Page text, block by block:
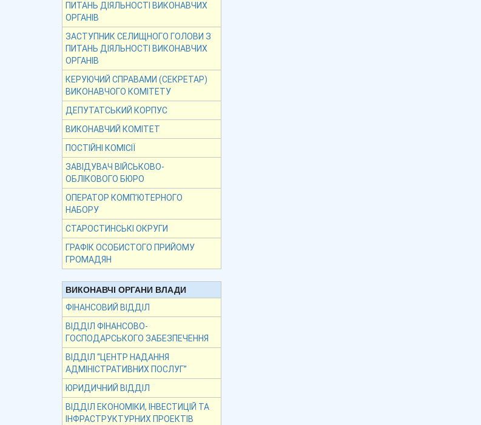
ПИТАНЬ ДІЯЛЬНОСТІ ВИКОНАВЧИХ
ОРГАНІВ
ЗАСТУПНИК СЕЛИЩНОГО ГОЛОВИ З
ПИТАНЬ ДІЯЛЬНОСТІ ВИКОНАВЧИХ
ОРГАНІВ
КЕРУЮЧИЙ СПРАВАМИ (СЕКРЕТАР)
ВИКОНАВЧОГО КОМІТЕТУ
ДЕПУТАТСЬКИЙ КОРПУС
ВИКОНАВЧИЙ КОМІТЕТ
ПОСТІЙНІ КОМІСІЇ
ЗАВІДУВАЧ ВІЙСЬКОВО-
ОБЛІКОВОГО БЮРО
ОПЕРАТОР КОМП’ЮТЕРНОГО
НАБОРУ
СТАРОСТИНСЬКІ ОКРУГИ
ГРАФІК ОСОБИСТОГО ПРИЙОМУ
ГРОМАДЯН
ВИКОНАВЧІ ОРГАНИ ВЛАДИ
ФІНАНСОВИЙ ВІДДІЛ
ВІДДІЛ ФІНАНСОВО-
ГОСПОДАРСЬКОГО ЗАБЕЗПЕЧЕННЯ
ВІДДІЛ “ЦЕНТР НАДАННЯ
АДМІНІСТРАТИВНИХ ПОСЛУГ”
ЮРИДИЧНИЙ ВІДДІЛ
ВІДДІЛ ЕКОНОМІКИ, ІНВЕСТИЦІЙ ТА
ІНФРАСТРУКТУРНИХ ПРОЕКТІВ